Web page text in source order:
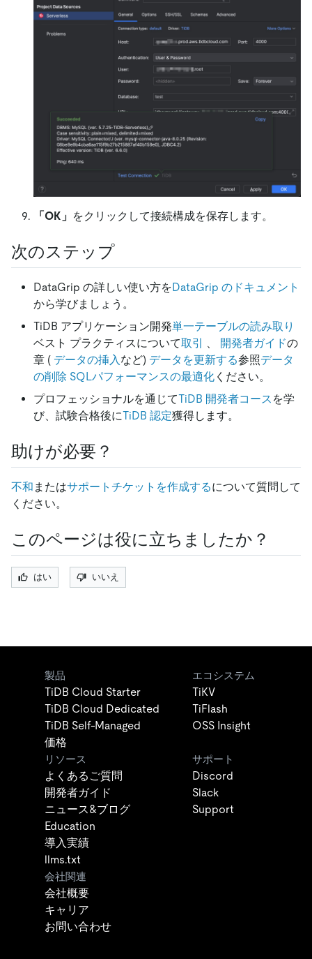
「OK」 をクリックして接続構成を保存します。
次のステップ
DataGrip の詳しい使い方をDataGrip のドキュメント
から学びましょう。
TiDB アプリケーション開発単一テーブルの読み取り
ベスト プラクティスについて取引 、 開発者ガイドの
章 ( データの挿入など) データを更新する参照データ
の削除 SQLパフォーマンスの最適化 ください。
プロフェッショナルを通じてTiDB 開発者コース を学
び、試験合格後にTiDB 認定獲得します。
助けが必要？
不和 またはサポートチケットを作成するについて質問して
ください。
このページは役に立ちましたか？
はい いいえ
製品
TiDB Cloud Starter
TiDB Cloud Dedicated
TiDB Self-Managed
価格
エコシステム
TiKV
TiFlash
OSS Insight
リソース
よくあるご質問
開発者ガイド
ニュース&ブログ
Education
導入実績
llms.txt
サポート
Discord
Slack
Support
会社関連
会社概要
キャリア
お問い合わせ